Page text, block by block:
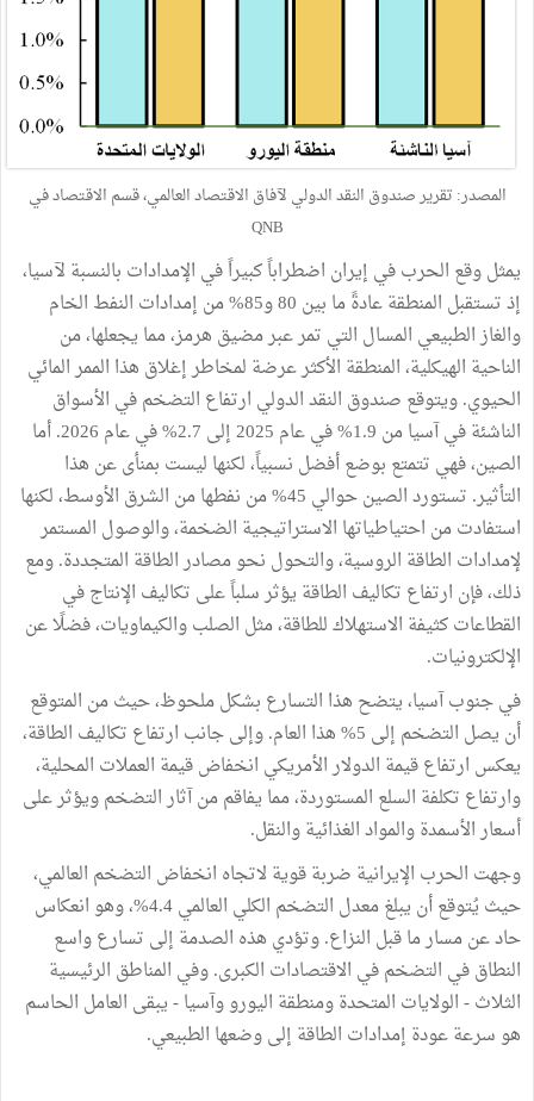
المصدر: تقرير صندوق النقد الدولي لآفاق الاقتصاد العالمي، قسم الاقتصاد في
QNB
يمثل وقع الحرب في إيران اضطراباً كبيراً في الإمدادات بالنسبة لآسيا،
إذ تستقبل المنطقة عادةً ما بين 80 و85% من إمدادات النفط الخام
والغاز الطبيعي المسال التي تمر عبر مضيق هرمز، مما يجعلها، من
الناحية الهيكلية، المنطقة الأكثر عرضة لمخاطر إغلاق هذا الممر المائي
الحيوي. ويتوقع صندوق النقد الدولي ارتفاع التضخم في الأسواق
الناشئة في آسيا من 1.9% في عام 2025 إلى 2.7% في عام 2026. أما
الصين، فهي تتمتع بوضع أفضل نسبياً، لكنها ليست بمنأى عن هذا
التأثير. تستورد الصين حوالي 45% من نفطها من الشرق الأوسط، لكنها
استفادت من احتياطياتها الاستراتيجية الضخمة، والوصول المستمر
لإمدادات الطاقة الروسية، والتحول نحو مصادر الطاقة المتجددة. ومع
ذلك، فإن ارتفاع تكاليف الطاقة يؤثر سلباً على تكاليف الإنتاج في
القطاعات كثيفة الاستهلاك للطاقة، مثل الصلب والكيماويات، فضلًا عن
الإلكترونيات.
في جنوب آسيا، يتضح هذا التسارع بشكل ملحوظ، حيث من المتوقع
أن يصل التضخم إلى 5% هذا العام. وإلى جانب ارتفاع تكاليف الطاقة،
يعكس ارتفاع قيمة الدولار الأمريكي انخفاض قيمة العملات المحلية،
وارتفاع تكلفة السلع المستوردة، مما يفاقم من آثار التضخم ويؤثر على
أسعار الأسمدة والمواد الغذائية والنقل.
وجهت الحرب الإيرانية ضربة قوية لاتجاه انخفاض التضخم العالمي،
حيث يُتوقع أن يبلغ معدل التضخم الكلي العالمي 4.4%، وهو انعكاس
حاد عن مسار ما قبل النزاع. وتؤدي هذه الصدمة إلى تسارع واسع
النطاق في التضخم في الاقتصادات الكبرى. وفي المناطق الرئيسية
الثلاث - الولايات المتحدة ومنطقة اليورو وآسيا - يبقى العامل الحاسم
هو سرعة عودة إمدادات الطاقة إلى وضعها الطبيعي.